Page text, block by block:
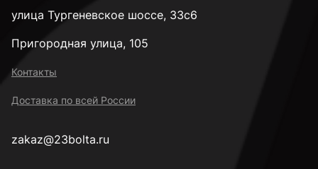
к.п. 12,9
улица Тургеневское шоссе, 33с6
Пригородная улица, 105
Контакты
Доставка по всей России
zakaz@23bolta.ru